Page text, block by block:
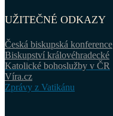
UŽITEČNÉ ODKAZY
Česká biskupská konference
Biskupství královéhradecké
Katolické bohoslužby v ČR
Víra.cz
Zprávy z Vatikánu